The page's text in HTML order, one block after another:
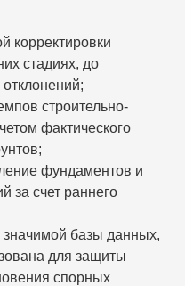
корректировки
стадиях, до
строительно-
фактического
фундаментов и
за счет раннего
базы данных,
для защиты
спорных